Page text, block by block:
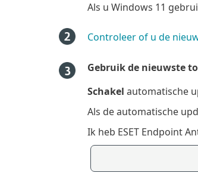
Als u Windows 11
Controleer of u de
Gebruik de nieuwste
Schakel automatische
Als de automatische
Ik heb ESET Endpoint